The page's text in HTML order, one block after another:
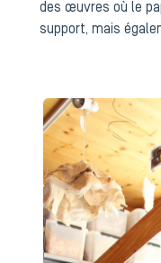
des œuvres où le
support, mais